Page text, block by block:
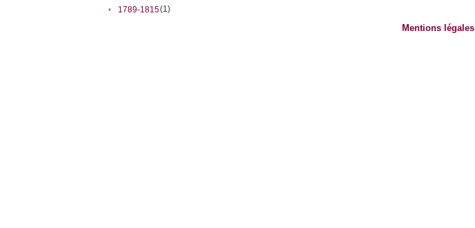
•
1789-1815(1)
Mentions légales